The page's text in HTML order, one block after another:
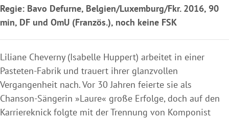
Regie: Bavo Defurne, Belgien/Luxemburg/Fkr. 2016, 90
min, DF und OmU (Französ.), noch keine FSK
Liliane Cheverny (Isabelle Huppert) arbeitet in einer
Pasteten-Fabrik und trauert ihrer glanzvollen
Vergangenheit nach. Vor 30 Jahren feierte sie als
Chanson-Sängerin »Laure« große Erfolge, doch auf den
Karriereknick folgte mit der Trennung von Komponist